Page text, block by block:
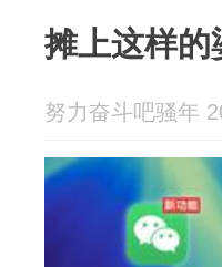
摊上这样的
努力奋斗吧骚年